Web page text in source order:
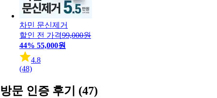
차민 문신제거
할인 전 가격99,000원
44% 55,000원
4.8
(48)
방문 인증 후기 (47)